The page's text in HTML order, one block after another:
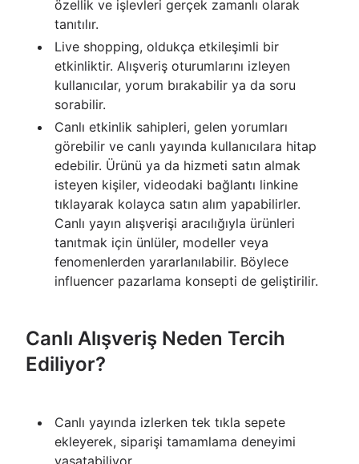
özellik ve işlevleri gerçek zamanlı olarak
tanıtılır.
Live shopping, oldukça etkileşimli bir
etkinliktir. Alışveriş oturumlarını izleyen
kullanıcılar, yorum bırakabilir ya da soru
sorabilir.
Canlı etkinlik sahipleri, gelen yorumları
görebilir ve canlı yayında kullanıcılara hitap
edebilir. Ürünü ya da hizmeti satın almak
isteyen kişiler, videodaki bağlantı linkine
tıklayarak kolayca satın alım yapabilirler.
Canlı yayın alışverişi aracılığıyla ürünleri
tanıtmak için ünlüler, modeller veya
fenomenlerden yararlanılabilir. Böylece
influencer pazarlama konsepti de geliştirilir.
Canlı Alışveriş Neden Tercih
Ediliyor?
Canlı yayında izlerken tek tıkla sepete
ekleyerek, siparişi tamamlama deneyimi
yaşatabiliyor.